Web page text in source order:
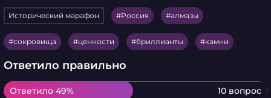
Исторический марафон Россия алмазы
сокровища ценности бриллианты камни
Ответило правильно
Ответило 49% 10 вопрос
Ответило 49%